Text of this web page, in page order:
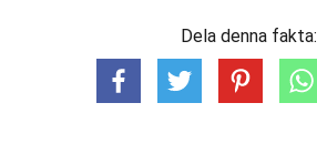
Dela denna fakta: